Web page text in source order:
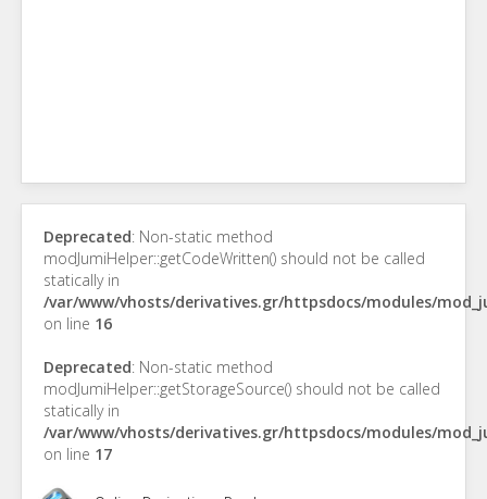
Deprecated: Non-static method
modJumiHelper::getCodeWritten() should not be called
statically in
/var/www/vhosts/derivatives.gr/httpsdocs/modules/
on line 16
Deprecated: Non-static method
modJumiHelper::getStorageSource() should not be called
statically in
/var/www/vhosts/derivatives.gr/httpsdocs/modules/
on line 17